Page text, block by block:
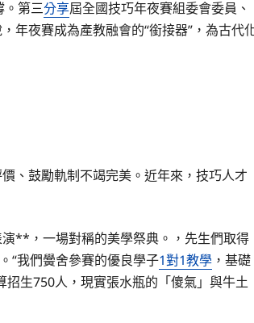
。第三分享屆全國技巧年夜賽組委會委員、
年夜賽成為產教融會的“銜接器”，為古代
、鼓勵軌制不竭完美。近年來，技巧人才
**，一場對稱的美學祭典。，先生們取得
“我們黌舍參賽的優良學子1對1教學 ，基礎
招生750人，現實張水瓶的「傻氣」與牛土